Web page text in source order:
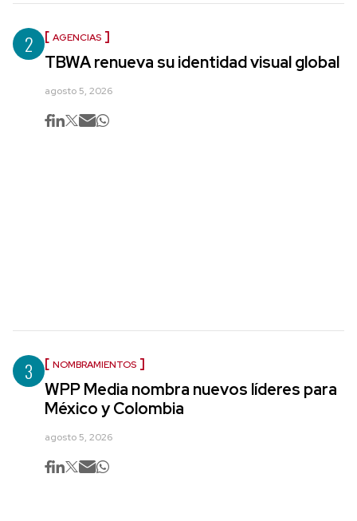
2 AGENCIAS
TBWA renueva su identidad visual global
agosto 5, 2026
3 NOMBRAMIENTOS
WPP Media nombra nuevos líderes para
México y Colombia
agosto 5, 2026